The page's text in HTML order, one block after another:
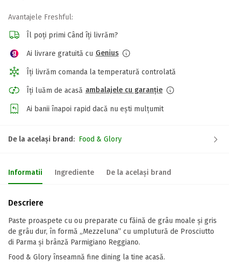
Avantajele Freshful:
Îl poți primi Când îți livrăm?
Ai livrare gratuită cu Genius
Îți livrăm comanda la temperatură controlată
Îți luăm de acasă ambalajele cu garanție
Ai banii înapoi rapid dacă nu ești mulțumit
De la același brand: Food & Glory
Informatii Ingrediente De la același brand
Descriere
Paste proaspete cu ou preparate cu făină de grâu moale și gris
de grâu dur, în formă „Mezzeluna” cu umplutură de Prosciutto
di Parma și brânză Parmigiano Reggiano.
Food & Glory înseamnă fine dining la tine acasă.